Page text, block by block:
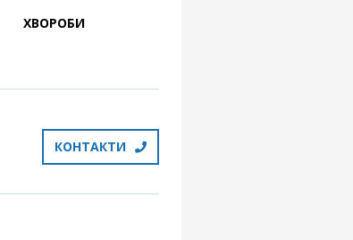
ХВОРОБИ
КОНТАКТИ